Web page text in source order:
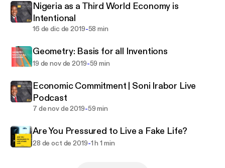
Nigeria as a Third World Economy is
Intentional
16 de dic de 2019-58 min
Geometry: Basis for all Inventions
19 de nov de 2019-59 min
Economic Commitment | Soni Irabor Live
Podcast
7 de nov de 2019-59 min
Are You Pressured to Live a Fake Life?
28 de oct de 2019-1 h 1 min